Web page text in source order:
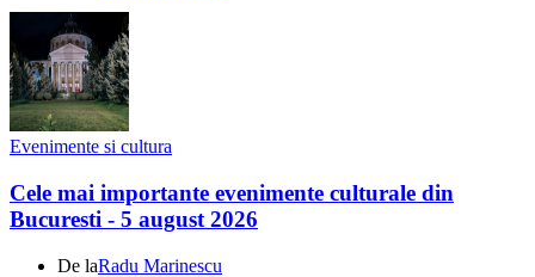
Evenimente si cultura
Cele mai importante evenimente culturale din
Bucuresti - 5 august 2026
De laRadu Marinescu